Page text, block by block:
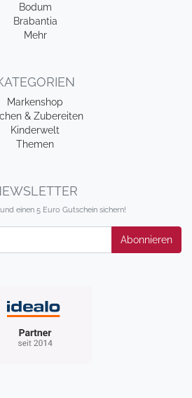
Bodum
Brabantia
Mehr
Markenshop
& Zubereiten
Kinderwelt
Themen
einen 5 Euro Gutschein sichern!
Abonnieren